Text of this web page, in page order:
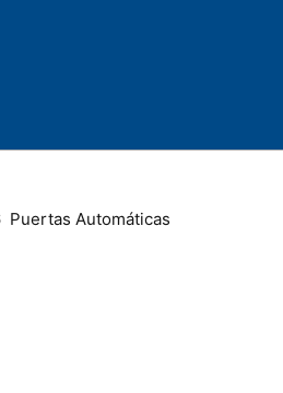
Puertas Automáticas